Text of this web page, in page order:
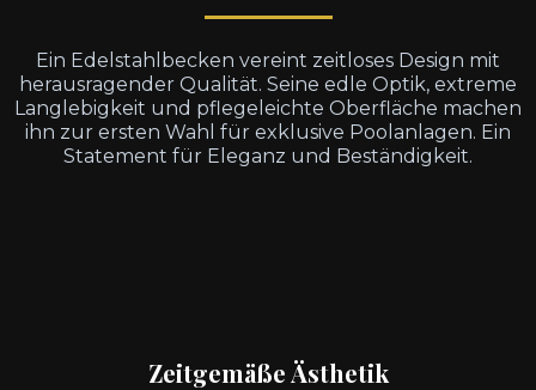
Ein Edelstahlbecken vereint zeitloses Design mit
herausragender Qualität. Seine edle Optik, extreme
Langlebigkeit und pflegeleichte Oberfläche machen
ihn zur ersten Wahl für exklusive Poolanlagen. Ein
Statement für Eleganz und Beständigkeit.
Zeitgemäße Ästhetik